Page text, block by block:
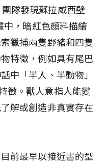
隊發現蘇拉威西壁
中，暗紅色顏料描繪
獵捕兩隻野豬和四隻
特徵，例如具有尾巴
中「半人、半動物」
。獸人意指人能變
解或創造非真實存在
前最早以接近書的型